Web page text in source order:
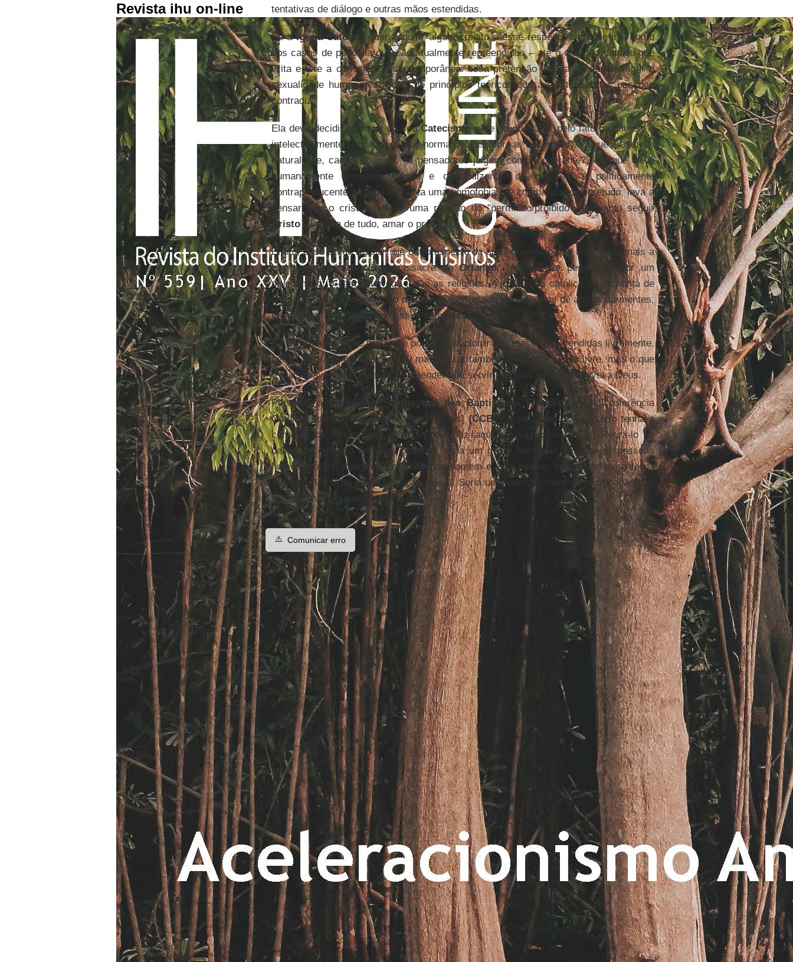
Revista ihu on-line
tentativas de diálogo e outras mãos estendidas.
Se aIgreja Católica
quer adquirir algum crédito a esse respeito, ela deve ir – como
nos casos de pedofilia que são atualmente repreendidos – até o coração daquilo que
irrita e fere a consciência contemporânea: essa pretensão inédita de querer reger a
sexualidade humana em nome de princípios teóricos que a existência das pessoas
contradiz.
Ela deve decidir remover do seuCatecismoesse artigo 2.357, pelo fato de que ele é
intelectualmente contestável (que norma decide sobre a "desordem"? O que é essa lei
natural que, cada vez mais, os pensadores julgam como inoperante?), de que ele é
humanamente ofensivo, injusto e culpabilizante, de que ele é politicamente
contraproducente, porque alimenta uma homofobia até combatida e, sobretudo, leva a
pensar que o cristianismo é uma religião do "permitido/proibido", enquanto seguir
Cristoé, acima de tudo, amar o próximo.
Enfim, esse artigo revela hoje outro aspecto da sua nocividade que leva ainda mais a
nos livrarmos dele. É o massacre deOrlando. Mesmo que perpetrado por um
muçulmano, o caso interroga todas as religiões. A instituição católica se dá conta de
que está pondo à disposição de mentes perturbadas um arsenal de armas dormentes,
escondidas nas páginas dos seus catecismos?
Se as armas de fogo matam, e podemos deplorar que elas sejam vendidas livremente,
certas palavras também podem matar. Elas também estão em venda livre, mas o que
é mais grave é que elas dão a entender que servir-se delas seria agradável a Deus.
Portanto, a Conférence Catholique des Baptisé-e-s Francophones[Conferência
Católica dos/as Batizados/as Francófonos](CCBF)
espera que o Magistério tenha a
coragem de renunciar a esse artigo e faz aqui o seu pedido formal. Retirá-lo do
delicado comércio entre as pessoas seria um gesto forte não só para as pessoas
homossexuais, mas também para todo homem e toda mulher, independentemente da
sua religião ou da sua orientação sexual. Seria um poderoso fator de pacificação, um
bálsamo no clima de violência atual.
⚠️ Comunicar erro